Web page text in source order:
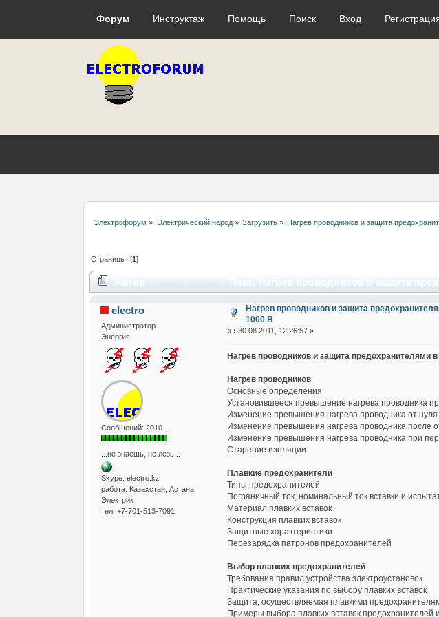
Форум Инструктаж Помощь Поиск Вход
Электрофорум » Электрический народ» Загрузить» Нагрев проводников и защита
Страницы: [1]
electro
Администратор
Энергия
Сообщений: 2010
...не знаешь, не лезь...
Skype: electro.kz
работа: Казахстан, Астана
Электрик
тел: +7-701-513-7091
Нагрев проводников и защита
1000 В
« : 30.08.2011, 12:26:57 »
Нагрев проводников и защита предохранителями
Нагрев проводников
Основные определения
Установившееся превышение нагрева проводника
Изменение превышения нагрева проводника от
Изменение превышения нагрева проводника после
Изменение превышения нагрева проводника при
Старение изоляции
Плавкие предохранители
Типы предохранителей
Пограничный ток, номинальный ток вставки и
Материал плавких вставок
Конструкция плавких вставок
Защитные характеристики
Перезарядка патронов предохранителей
Выбор плавких предохранителей
Требования правил устройства электроустановок
Практические указания по выбору плавких вставок
Защита, осуществляемая плавкими
Примеры выбора плавких вставок предохранителей